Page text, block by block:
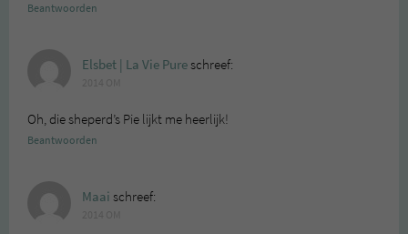
Beantwoorden
Elsbet | La Vie Pureschreef:
Oh, die sheperd’s Pie lijkt me heerlijk!
Beantwoorden
Maai schreef: